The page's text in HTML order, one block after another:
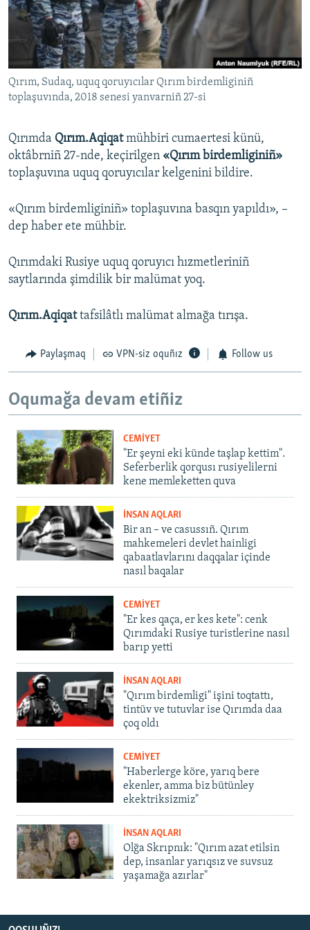
Русский
Українською
QOŞULIÑIZ!
RFE/RS bütün saytları
Qırım, Sudaq, uquq qoruyıcılar Qırım birdemliginiñ
toplaşuvında, 2018 senesi yanvarniñ 27-si
Qırımda Qırım.Aqiqatmühbiri cumaertesi künü,
oktâbrniñ 27-nde, keçirilgen «Qırım birdemliginiñ»
toplaşuvına uquq qoruyıcılar kelgenini bildire.
«Qırım birdemliginiñ» toplaşuvına basqın yapıldı», –
dep haber ete mühbir.
Qırımdaki Rusiye uquq qoruyıcı hızmetleriniñ
saytlarında şimdilik bir malümat yoq.
Qırım.Aqiqattafsilâtlı malümat almağa tırışa.
Paylaşmaq VPN-siz oquñız Follow us
Oqumağa devam etiñiz
CEMİYET
"Er şeyni eki künde taşlap kettim".
Seferberlik qorqusı rusiyelilerni
kene memleketten quva
İNSAN AQLARI
Bir an – ve casussıñ. Qırım
mahkemeleri devlet hainligi
qabaatlavlarını daqqalar içinde
nasıl baqalar
CEMİYET
"Er kes qaça, er kes kete": cenk
Qırımdaki Rusiye turistlerine nasıl
barıp yetti
İNSAN AQLARI
"Qırım birdemligi" işini toqtattı,
tintüv ve tutuvlar ise Qırımda daa
çoq oldı
CEMİYET
"Haberlerge köre, yarıq bere
ekenler, amma biz bütünley
ekektriksizmiz"
İNSAN AQLARI
Olğa Skrıpnık: "Qırım azat etilsin
dep, insanlar yarıqsız ve suvsuz
yaşamağa azırlar"